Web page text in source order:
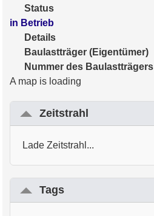
Status
in Betrieb
Details
Baulastträger (Eigentümer)
Nummer des Baulastträgers
A map is loading
Zeitstrahl
Lade Zeitstrahl...
Tags